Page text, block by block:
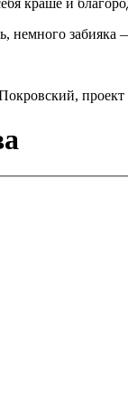
забияка
проект